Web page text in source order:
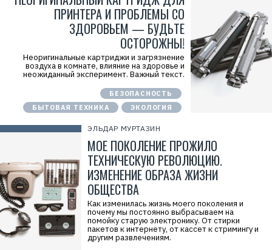
ПРИНТЕРА И ПРОБЛЕМЫ СО
ЗДОРОВЬЕМ — БУДЬТЕ
ОСТОРОЖНЫ!
Неоригинальные картриджи и загрязнение
воздуха в комнате, влияние на здоровье и
неожиданный эксперимент. Важный текст.
БЕЗОПАСНОСТЬ
БЫТОВАЯ ТЕХНИКА
ЭКОЛОГИЯ
ЭЛЬДАР МУРТАЗИН
МОЕ ПОКОЛЕНИЕ ПРОЖИЛО
ТЕХНИЧЕСКУЮ РЕВОЛЮЦИЮ.
ИЗМЕНЕНИЕ ОБРАЗА ЖИЗНИ
ОБЩЕСТВА
Как изменилась жизнь моего поколения и
почему мы постоянно выбрасываем на
помойку старую электронику. От стирки
пакетов к интернету, от кассет к стримингу и
другим развлечениям.